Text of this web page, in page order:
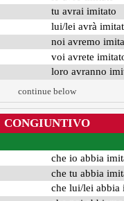
tu avrai imitato
lui/lei avrà
noi avremo
voi avrete
loro avranno
continue below
CONGIUNTIVO
che io abbia
che tu abbia
che lui/lei abbia